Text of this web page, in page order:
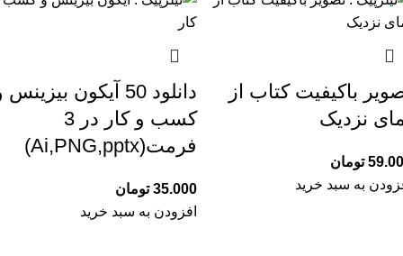
باکیفیت کتاب از
نزدیک
تومان
به سبد خرید
دانلود 50 آیکون
کسب‌ و کار در 3
فرمت(Ai,PNG,pptx)
35.000 تومان
افزودن به سبد خرید